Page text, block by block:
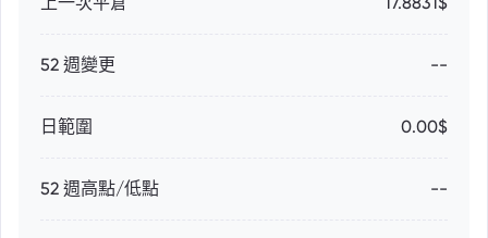
52 週變更 --
日範圍 0.00$
52 週高點/低點 --